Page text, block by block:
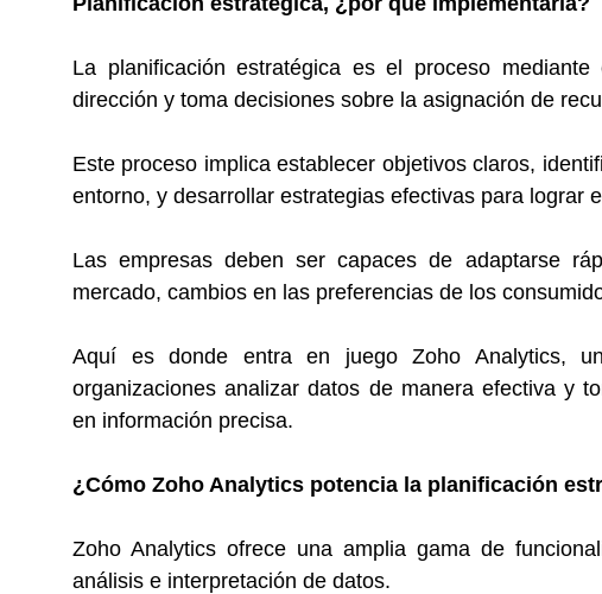
La planificación estratégica es el proceso
dirección y toma decisiones sobre la asignación de
Este proceso implica establecer objetivos claros,
entorno, y desarrollar estrategias efectivas para lograr
Las empresas deben ser capaces de adaptarse
mercado, cambios en las preferencias de los
Aquí es donde entra en juego Zoho Analytics,
organizaciones analizar datos de manera efectiva y
en información precisa.
¿Cómo Zoho Analytics potencia la planificación
Zoho Analytics ofrece una amplia gama de
análisis e interpretación de datos.